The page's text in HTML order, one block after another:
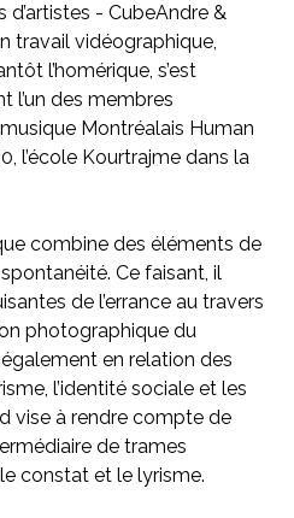
- CubeAndre &
travail vidéographique,
l’homérique, s’est
l’un des membres
Montréalais Human
l’école Kourtrajme dans la
combine des éléments de
Ce faisant, il
de l’errance au travers
photographique du
en relation des
l’identité sociale et les
vise à rendre compte de
de trames
constat et le lyrisme.